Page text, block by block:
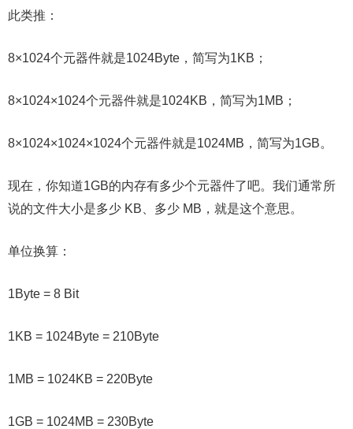
此类推：
8×1024个元器件就是1024Byte，简写为1KB；
8×1024×1024个元器件就是1024KB，简写为1MB；
8×1024×1024×1024个元器件就是1024MB，简写为1GB。
现在，你知道1GB的内存有多少个元器件了吧。我们通常所
说的文件大小是多少 KB、多少 MB，就是这个意思。
单位换算：
1Byte = 8 Bit
1KB = 1024Byte = 210Byte
1MB = 1024KB = 220Byte
1GB = 1024MB = 230Byte